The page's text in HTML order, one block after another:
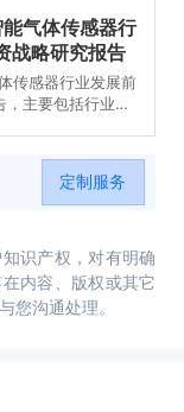
气体传感器行
战略研究报告
传感器行业发展前
主要包括行业竞
定制服务
识产权，对有明确
内容、版权或其它
您沟通处理。